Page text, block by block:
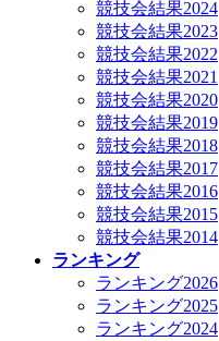
競技会結果2024
競技会結果2023
競技会結果2022
競技会結果2021
競技会結果2020
競技会結果2019
競技会結果2018
競技会結果2017
競技会結果2016
競技会結果2015
競技会結果2014
ランキング
ランキング2026
ランキング2025
ランキング2024